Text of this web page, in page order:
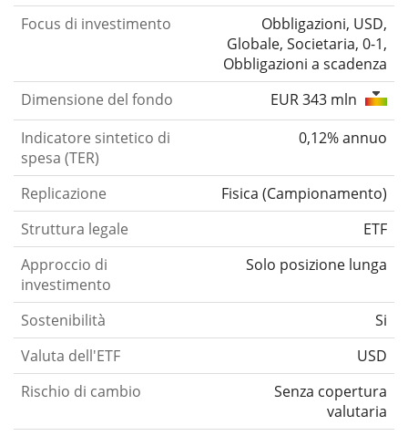
Focus di investimento
Obbligazioni, USD,
Globale, Societaria, 0-1,
Obbligazioni a scadenza
Dimensione del fondo
EUR 343 mln
Indicatore sintetico di
spesa (TER)
0,12% annuo
Replicazione Fisica (Campionamento)
Struttura legale
ETF
Approccio di
investimento
Solo posizione lunga
Sostenibilità
Si
Valuta dell'ETF
USD
Rischio di cambio
Senza copertura
valutaria